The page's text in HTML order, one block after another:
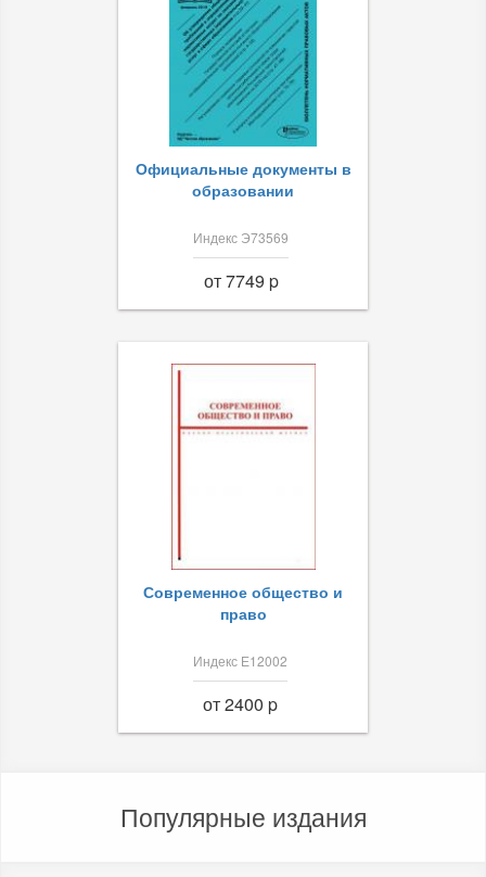
Официальные документы в
образовании
Индекс Э73569
от 7749 p
Современное общество и
право
Индекс Е12002
от 2400 p
Популярные издания